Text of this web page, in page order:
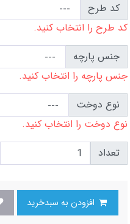
کد طرح
کد طرح را انتخاب کنید.
جنس پارچه
جنس پارچه را انتخاب کنید.
نوع دوخت
نوع دوخت را انتخاب کنید.
تعداد